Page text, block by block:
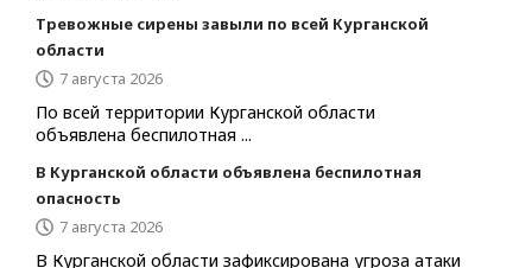
Тревожные сирены завыли по всей Курганской
области
7 августа 2026
По всей территории Курганской области
объявлена беспилотная ...
В Курганской области объявлена беспилотная
опасность
7 августа 2026
В Курганской области зафиксирована угроза атаки